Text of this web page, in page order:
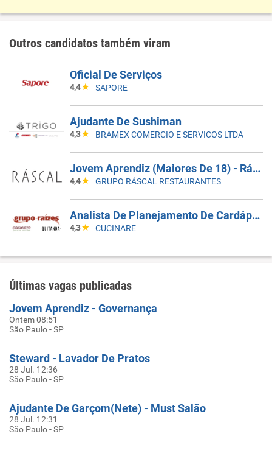
Outros candidatos também viram
Oficial De Serviços
4,4 SAPORE
Ajudante De Sushiman
4,3 BRAMEX COMERCIO E SERVICOS LTDA
Jovem Aprendiz (Maiores De 18) - Ráscal Shop. Villa Lobos
4,4 GRUPO RÁSCAL RESTAURANTES
Analista De Planejamento De Cardápios Sr
4,3 CUCINARE
Últimas vagas publicadas
Jovem Aprendiz - Governança
Ontem 08:51
São Paulo - SP
Steward - Lavador De Pratos
28 Jul. 12:36
São Paulo - SP
Ajudante De Garçom(Nete) - Must Salão
28 Jul. 12:31
São Paulo - SP